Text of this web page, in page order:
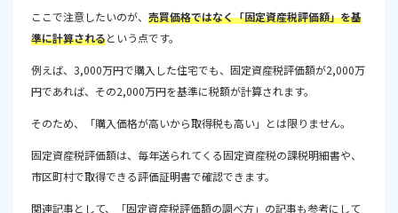
ここで注意したいのが、 売買価格ではなく「固定資産税評価額」を基
準に計算されるという点です。
例えば、3,000万円で購入した住宅でも、固定資産税評価額が2,000万
円であれば、その2,000万円を基準に税額が計算されます。
そのため、「購入価格が高いから取得税も高い」とは限りません。
固定資産税評価額は、毎年送られてくる固定資産税の課税明細書や、
市区町村で取得できる評価証明書で確認できます。
関連記事として、「固定資産税評価額の調べ方」の記事も参考にして